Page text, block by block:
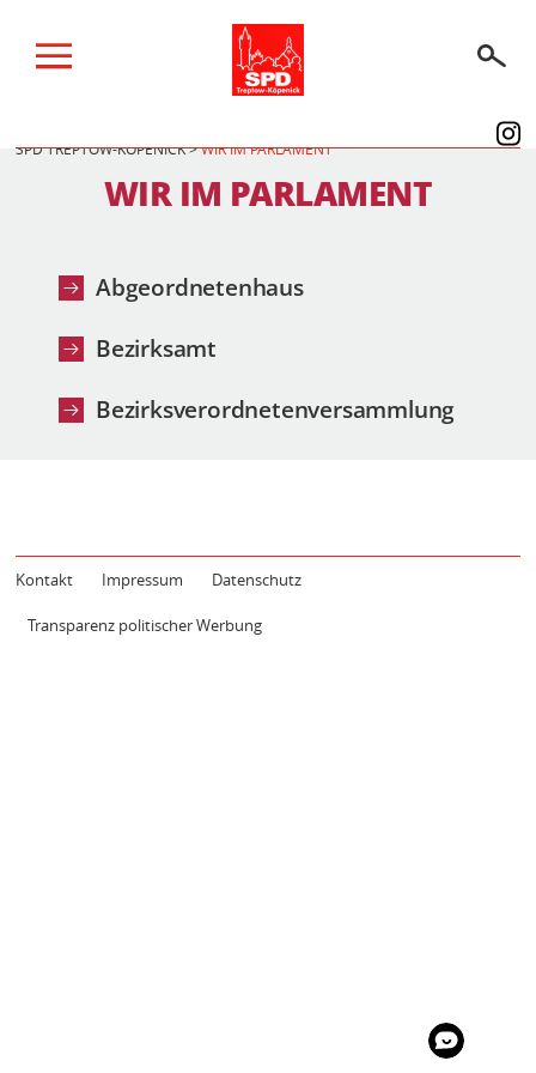
BERLINER WAHLEN 2026
WIR IM PARLAMENT
ÜBER UNS
SPD TREPTOW-KÖPENICK>WIR IM PARLAMENT
WIR IM PARLAMENT
Abgeordnetenhaus
Bezirksamt
Bezirksverordnetenversammlung
Kontakt Impressum Datenschutz
Transparenz politischer Werbung